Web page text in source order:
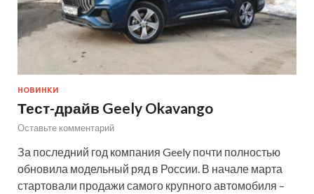
НОВИНКИ
Тест-драйв Geely Okavango
Оставьте комментарий
За последний год компания Geely почти полностью
обновила модельный ряд в России. В начале марта
стартовали продажи самого крупного автомобиля –